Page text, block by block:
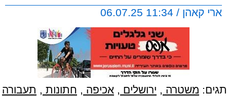
ארי קאהן / 11:34 06.07.25
תגים: משטרה , ירושלים , אכיפה , חתונות , תעבורה